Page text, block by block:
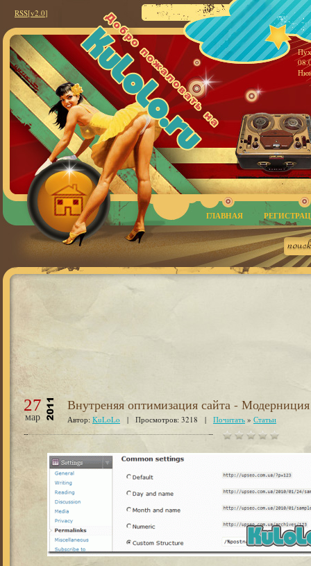
RSS[v2.0]
ГЛАВНАЯ
27
мар
Внутреняя оптимизация сайта -
Автор: KuLoLo | Просмотров: 3218 | Почитать » Статьи